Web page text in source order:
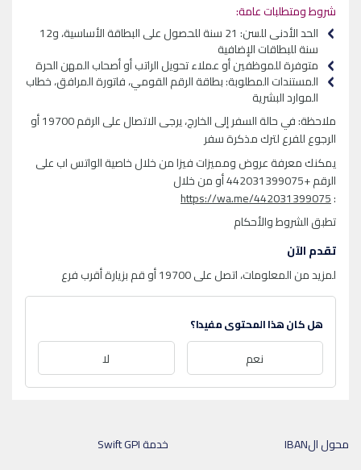
شروط ومتطلبات عامة:
الحد الأدنى للسن: 21 سنة للحصول على البطاقة الأساسية، و12
سنة للبطاقات الإضافية
متوفرة للموظفين أو عملاء تحويل الراتب أو أصحاب المهن الحرة
المستندات المطلوبة: بطاقة الرقم القومي، فاتورة المرافق، خطاب
الموارد البشرية
ملاحظة: في حالة السفر إلى الخارج، يرجى الاتصال على الرقم 19700 أو
الرجوع للفرع لترك مذكرة سفر
يمكنك معرفة عروض ومميزات فيزا من خلال خاصية الواتس اب على
الرقم +442031399075 أو من خلال
:
https://wa.me/442031399075
تطبق الشروط والأحكام
تقدم الآن
لمزيد من المعلومات، اتصل على 19700 أو قم بزيارة أقرب فرع
هل كان هذا المحتوى مفيدا؟
نعم لا
خدمة Swift GPI محول الIBAN